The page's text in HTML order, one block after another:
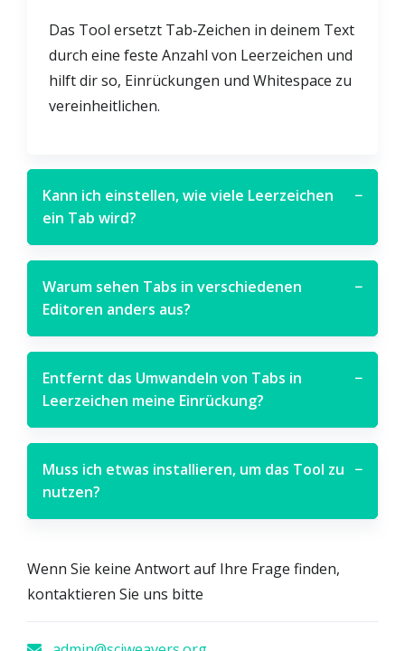
Das Tool ersetzt Tab‑Zeichen in deinem Text
durch eine feste Anzahl von Leerzeichen und
hilft dir so, Einrückungen und Whitespace zu
vereinheitlichen.
Kann ich einstellen, wie viele Leerzeichen
ein Tab wird?
−
Warum sehen Tabs in verschiedenen
Editoren anders aus?
−
Entfernt das Umwandeln von Tabs in
Leerzeichen meine Einrückung?
−
Muss ich etwas installieren, um das Tool zu
nutzen?
−
Wenn Sie keine Antwort auf Ihre Frage finden,
kontaktieren Sie uns bitte